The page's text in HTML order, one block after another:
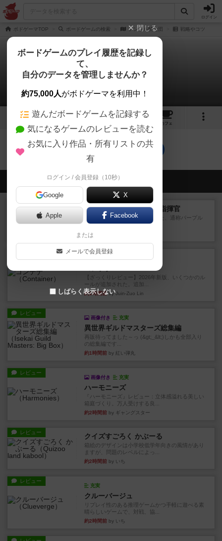
ログイン
ボドゲーマTOP ボードゲームの検索 テンプル騎士団 戦略やコツ
テンプル騎士団
0件の戦略やコツ
2
カフェ
テンプル騎士団のトップに戻る
会員の新しい投稿
レビュー スコードリーダー / 戦闘指揮官
1977年にAvalon Hill社が出版した、通称パープル
ボックスと...
1分前
【ざっくりレビュー】2026年新版、いくつかのル
ールが追加された。追加...
約1時間前by Juin-Zuo Lin
レビュー
画像付き 充実
異世界ギルドマスターズ総集編
再販待ってました～っ (&gt;_&lt;)しかも全部入り
の総集編です...
約1時間前 by 紅い弾丸
レビュー
画像付き 充実
ハーモニーズ
『ハーモニーズ』レビュー：立体感溢れる美しい
箱庭づくり。万人受けする良...
約2時間前 by ギャングスター
レビュー クイズすごろく かぶーる
箱絵のデザインは小学校低学年向きの風情があり
ますが、問題のレベルによっ...
約2時間前 by いち
レビュー
充実
クルーバージュ
リプレイ性のある推理ゲームかつ手軽に遊べる素
晴らしいゲームで、対戦、協...
約2時間前 by いち
閉じる
ボードゲームのプレイ履歴を記録し
て、
自分のデータを管理しませんか？
約75,000人がボドゲーマを利用中！
遊んだボードゲームを記録する
気になるゲームのレビューを読む
お気に入り作品・所有リストの共
有
ログイン / 会員登録（10秒）
Google X
Apple Facebook
または
メールで会員登録
しばらく表示しない